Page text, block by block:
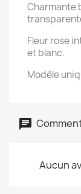
Charmante
Fleur rose
et blanc.
Modèle
Aucun